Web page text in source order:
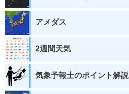
アメダス
2週間天気
気象予報士のポイント解説